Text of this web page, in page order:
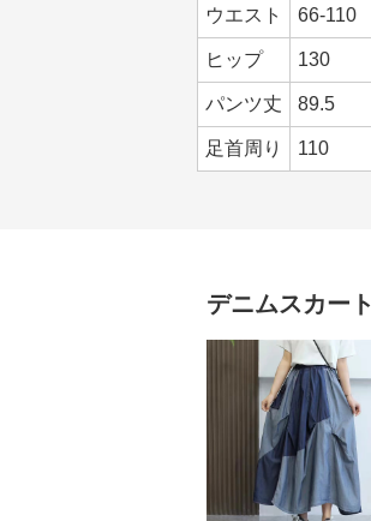
ウエスト 66-110
ヒップ 130
パンツ丈 89.5
足首周り 110
デニムスカート